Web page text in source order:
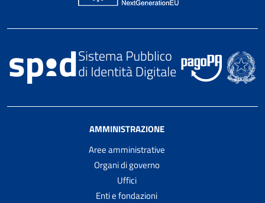
AMMINISTRAZIONE
Aree amministrative
Organi di governo
Uffici
Enti e fondazioni